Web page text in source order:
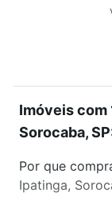
Imóveis com
Sorocaba,
Por que
Ipatinga,